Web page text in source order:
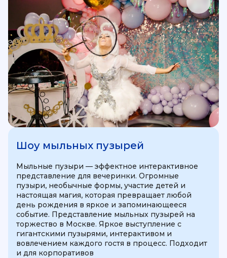
Шоу мыльных пузырей
Мыльные пузыри — эффектное интерактивное
представление для вечеринки. Огромные
пузыри, необычные формы, участие детей и
настоящая магия, которая превращает любой
день рождения в яркое и запоминающееся
событие. Представление мыльных пузырей на
торжество в Москве. Яркое выступление с
гигантскими пузырями, интерактивом и
вовлечением каждого гостя в процесс. Подходит
и для корпоративов